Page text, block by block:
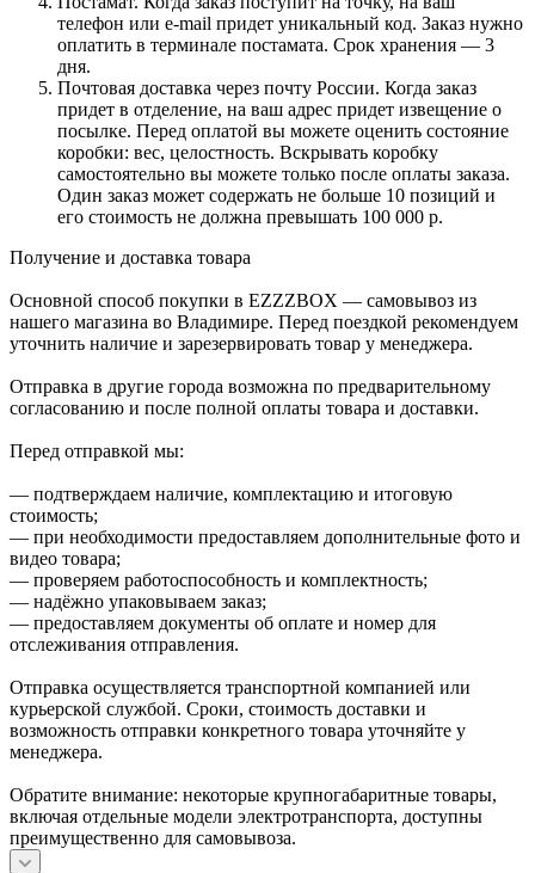
телефон или e-mail придет уникальный код. Заказ нужно
оплатить в терминале постамата. Срок хранения — 3
дня.
Почтовая доставка через почту России. Когда заказ
придет в отделение, на ваш адрес придет извещение о
посылке. Перед оплатой вы можете оценить состояние
коробки: вес, целостность. Вскрывать коробку
самостоятельно вы можете только после оплаты заказа.
Один заказ может содержать не больше 10 позиций и
его стоимость не должна превышать 100 000 р.
Получение и доставка товара
Основной способ покупки в EZZZBOX — самовывоз из
нашего магазина во Владимире. Перед поездкой рекомендуем
уточнить наличие и зарезервировать товар у менеджера.
Отправка в другие города возможна по предварительному
согласованию и после полной оплаты товара и доставки.
Перед отправкой мы:
— подтверждаем наличие, комплектацию и итоговую
стоимость;
— при необходимости предоставляем дополнительные фото и
видео товара;
— проверяем работоспособность и комплектность;
— надёжно упаковываем заказ;
— предоставляем документы об оплате и номер для
отслеживания отправления.
Отправка осуществляется транспортной компанией или
курьерской службой. Сроки, стоимость доставки и
возможность отправки конкретного товара уточняйте у
менеджера.
Обратите внимание: некоторые крупногабаритные товары,
включая отдельные модели электротранспорта, доступны
преимущественно для самовывоза.